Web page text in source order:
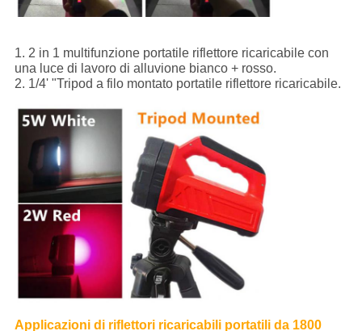
1. 2 in 1 multifunzione portatile riflettore ricaricabile con
una luce di lavoro di alluvione bianco + rosso.
2. 1/4' "Tripod a filo montato portatile riflettore ricaricabile.
Applicazioni di riflettori ricaricabili portatili da 1800